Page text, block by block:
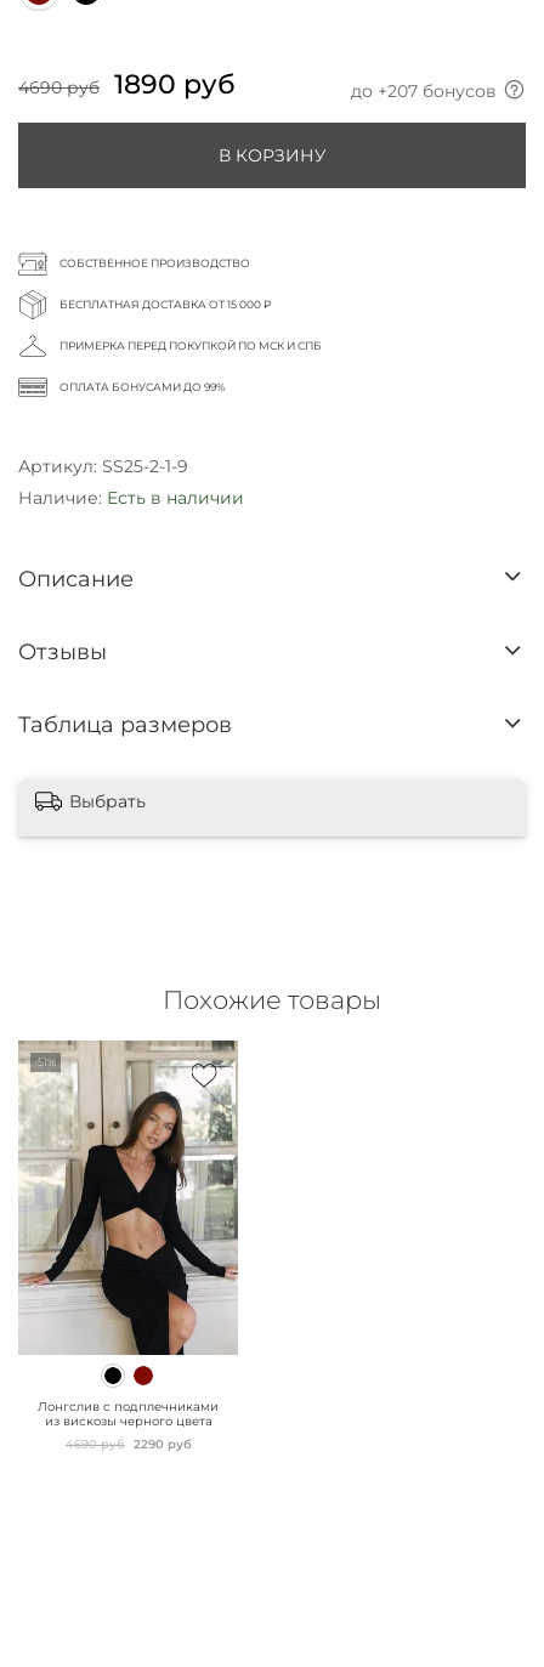
4690 руб 1890 руб до +207 бонусов
В КОРЗИНУ
СОБСТВЕННОЕ ПРОИЗВОДСТВО
БЕСПЛАТНАЯ ДОСТАВКА ОТ 15 000 ₽
ПРИМЕРКА ПЕРЕД ПОКУПКОЙ ПО МСК И СПБ
ОПЛАТА БОНУСАМИ ДО 99%
Артикул: SS25-2-1-9
Наличие: Есть в наличии
Описание
Отзывы
Таблица размеров
Выбрать
Похожие товары
-51%
" class="js-prevent-
Лонгслив с подплечниками
из вискозы черного цвета
4690 руб 2290 руб